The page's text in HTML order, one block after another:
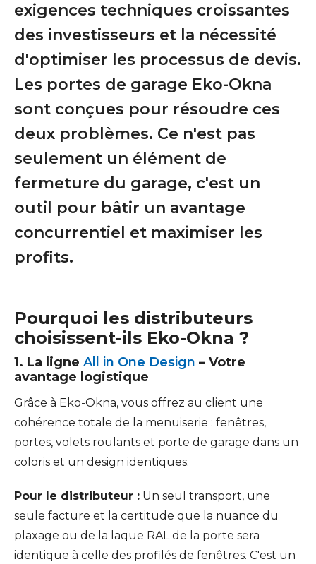
exigences techniques croissantes
des investisseurs et la nécessité
d'optimiser les processus de devis.
Les portes de garage Eko-Okna
sont conçues pour résoudre ces
deux problèmes. Ce n'est pas
seulement un élément de
fermeture du garage, c'est un
outil pour bâtir un avantage
concurrentiel et maximiser les
profits.
Pourquoi les distributeurs
choisissent-ils Eko-Okna ?
1. La ligne All in One Design – Votre
avantage logistique
Grâce à Eko-Okna, vous offrez au client une
cohérence totale de la menuiserie : fenêtres,
portes, volets roulants et porte de garage dans un
coloris et un design identiques.
Pour le distributeur : Un seul transport, une
seule facture et la certitude que la nuance du
plaxage ou de la laque RAL de la porte sera
identique à celle des profilés de fenêtres. C'est un